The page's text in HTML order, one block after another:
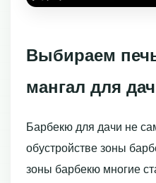
Выбираем
мангал для
Барбекю для дачи не
обустройстве зоны
зоны барбекю многие